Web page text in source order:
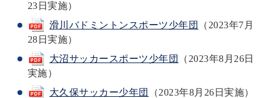
23日実施）
滑川バドミントンスポーツ少年団
（2023年7月
28日実施）
大沼サッカースポーツ少年団
（2023年8月26日
実施）
大久保サッカー少年団
（2023年8月26日実施）